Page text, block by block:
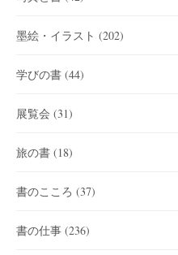
墨絵・イラスト (202)
学びの書 (44)
展覧会 (31)
旅の書 (18)
書のこころ (37)
書の仕事 (236)